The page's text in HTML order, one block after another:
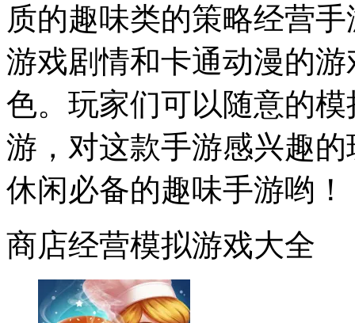
质的趣味类的策略经营
游戏剧情和卡通动漫的
色。玩家们可以随意的
游，对这款手游感兴趣
休闲必备的趣味手游哟！
商店经营模拟游戏大全